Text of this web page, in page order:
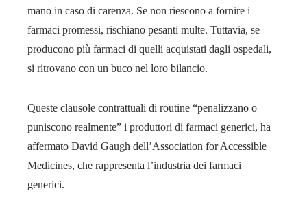
mano in caso di carenza. Se non riescono a fornire i
farmaci promessi, rischiano pesanti multe. Tuttavia, se
producono più farmaci di quelli acquistati dagli ospedali,
si ritrovano con un buco nel loro bilancio.
Queste clausole contrattuali di routine “penalizzano o
puniscono realmente” i produttori di farmaci generici, ha
affermato David Gaugh dell’Association for Accessible
Medicines, che rappresenta l’industria dei farmaci
generici.